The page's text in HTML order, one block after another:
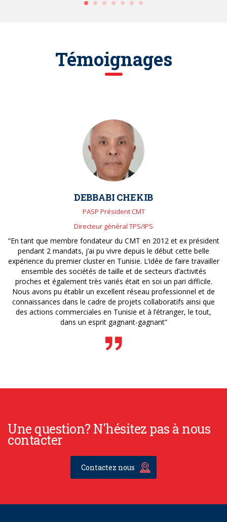
Témoignages
DEBBABI CHEKIB
PASP Président CMT
Directeur général TPS/IPS
“En tant que membre fondateur du CMT en 2012 et ex président
pendant 2 mandats, j’ai pu vivre depuis le début cette belle
expérience du premier cluster en Tunisie. L’idée de faire travailler
ensemble des sociétés de taille et de secteurs d’activités
proches et également très variés était en soi un pari difficile.
Nous avons pu établir un excellent réseau professionnel et de
connaissances dans le cadre de projets collaboratifs ainsi que
des actions commerciales en Tunisie et à l’étranger, le tout,
dans un esprit gagnant-gagnant”
Une question? N'hésitez pas à nous
contacter
Contactez nous